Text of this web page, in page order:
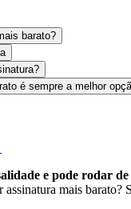
barato?
é sempre a melhor
e pode rodar
mais barato?